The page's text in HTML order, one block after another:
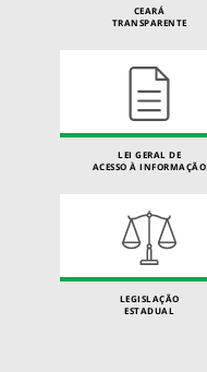
CEARÁ
TRANSPARENTE
LEI GERAL DE
ACESSO À INFORMAÇÃO
LEGISLAÇÃO
ESTADUAL